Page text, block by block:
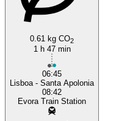
0.61 kg CO2
1 h 47 min
06:45
Lisboa - Santa Apolonia
08:42
Evora Train Station